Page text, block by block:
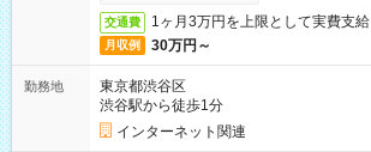
交通費 1ヶ月3万円を上限として実費支給
月収例 30万円～
勤務地
東京都渋谷区
渋谷駅から徒歩1分
インターネット関連